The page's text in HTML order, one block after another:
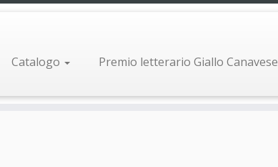
Catalogo Premio letterario Giallo Canavese